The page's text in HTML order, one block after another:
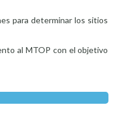
para determinar los sitios
al MTOP con el objetivo